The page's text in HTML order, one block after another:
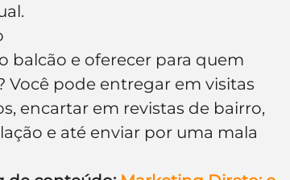
balcão e oferecer para quem
Você pode entregar em visitas
encartar em revistas de bairro,
e até enviar por uma mala